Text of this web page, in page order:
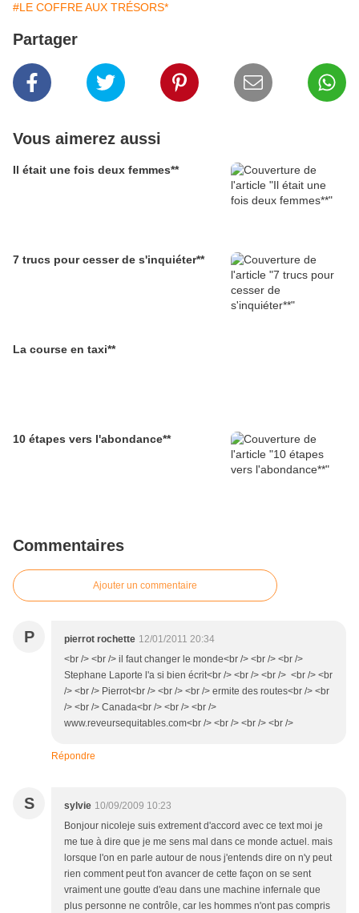
#LE COFFRE AUX TRÉSORS*
Partager
Vous aimerez aussi
Il était une fois deux femmes**
7 trucs pour cesser de s'inquiéter**
La course en taxi**
10 étapes vers l'abondance**
Commentaires
Ajouter un commentaire
P pierrot rochette 12/01/2011 20:34
<br /> <br /> il faut changer le monde<br /> <br /> <br />
Stephane Laporte l'a si bien écrit<br /> <br /> <br /> <br /> <br
/> <br /> Pierrot<br /> <br /> <br /> ermite des routes<br /> <br
/> <br /> Canada<br /> <br /> <br />
www.reveursequitables.com<br /> <br /> <br /> <br />
Répondre
S sylvie 10/09/2009 10:23
Bonjour nicoleje suis extrement d'accord avec ce text moi je
me tue à dire que je me sens mal dans ce monde actuel. mais
lorsque l'on en parle autour de nous j'entends dire on n'y peut
rien comment peut t'on avancer de cette façon on se sent
vraiment une goutte d'eau dans une machine infernale que
plus personne ne contrôle, car les hommes n'ont pas compris